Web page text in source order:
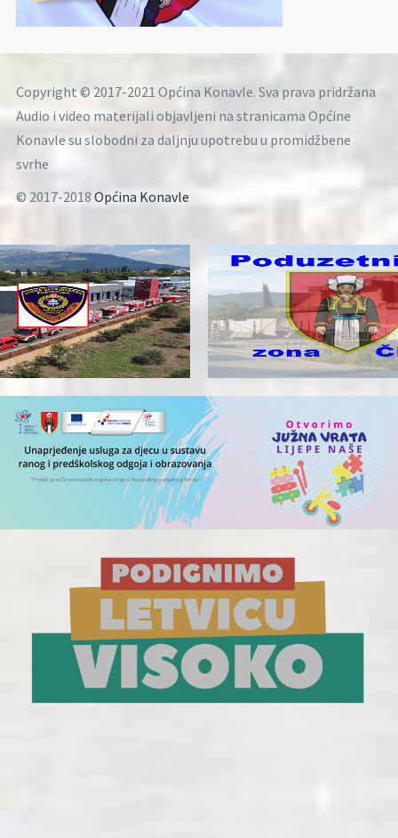
Copyright © 2017-2021 Općina Konavle. Sva prava pridržana
Audio i video materijali objavljeni na stranicama Općine
Konavle su slobodni za daljnju upotrebu u promidžbene
svrhe
© 2017-2018 Općina Konavle